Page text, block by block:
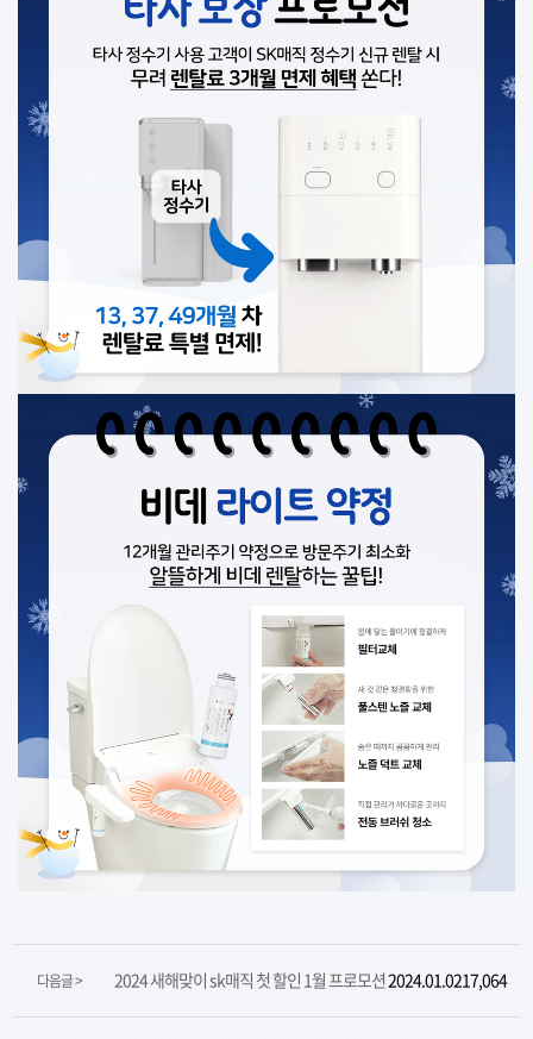
다음글 > 2024 새해맞이 sk매직 첫 할인 1월 프로모션2024.01.0217,064